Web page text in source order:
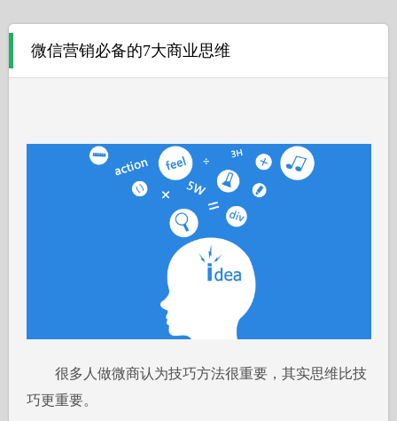
微信营销必备的7大商业思维
很多人做微商认为技巧方法很重要，其实思维比技
巧更重要。